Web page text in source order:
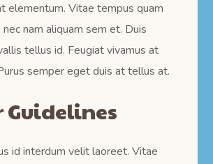
elementum. Vitae tempus quam
nam aliquam sem et. Duis
tellus id. Feugiat vivamus at
semper eget duis at tellus at.
Guidelines
id interdum velit laoreet. Vitae